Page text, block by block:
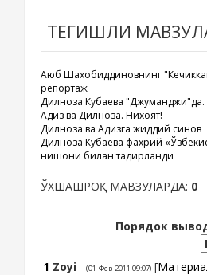
ТЕГИШЛИ
Аюб Шахобиддиновнинг
репортаж
Дилноза Кубаева "Джуманджи"да.
Адиз ва Дилноза. Нихоят!
Дилноза ва Адизга жиддий синов
Дилноза Кубаева фахрий
нишони билан тақдирланди
ЎХШАШРОҚ МАВЗУЛАРДА: 0
Порядок
1 Zoyi (01-Фев-2011 09:07) [